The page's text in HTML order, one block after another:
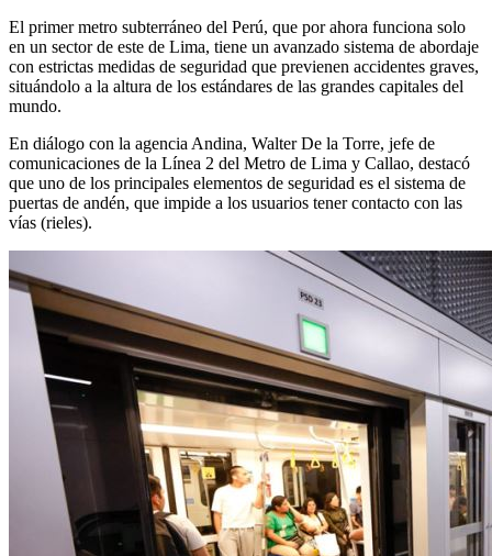
El primer metro subterráneo del Perú, que por ahora funciona solo
en un sector de este de Lima, tiene un avanzado sistema de abordaje
con estrictas medidas de seguridad que previenen accidentes graves,
situándolo a la altura de los estándares de las grandes capitales del
mundo.
En diálogo con la agencia Andina, Walter De la Torre, jefe de
comunicaciones de la Línea 2 del Metro de Lima y Callao, destacó
que uno de los principales elementos de seguridad es el sistema de
puertas de andén, que impide a los usuarios tener contacto con las
vías (rieles).